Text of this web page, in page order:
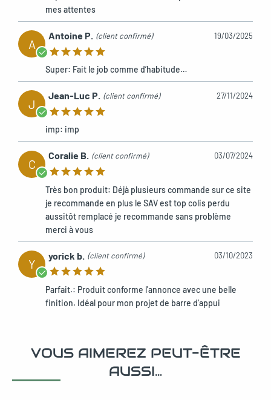
mes attentes
A
Antoine P. (client confirmé) 19/03/2025
Super: Fait le job comme d’habitude…
J
Jean-Luc P. (client confirmé) 27/11/2024
imp: imp
C
Coralie B. (client confirmé) 03/07/2024
Très bon produit: Déjà plusieurs commande sur ce site
je recommande en plus le SAV est top colis perdu
aussitôt remplacé je recommande sans problème
merci à vous
Y
yorick b. (client confirmé) 03/10/2023
Parfait.: Produit conforme l'annonce avec une belle
finition. Idéal pour mon projet de barre d'appui
VOUS AIMEREZ PEUT-ÊTRE
AUSSI…